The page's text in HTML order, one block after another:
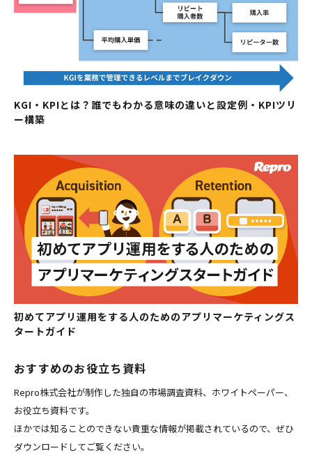
KGI・KPIとは？誰でもわかる意味の違いと設定例・KPIツリ
ー構築
初めてアプリ運用をする人のためのアプリマーケティングス
タートガイド
おすすめのお役立ち資料
Repro株式会社が制作した独自の市場調査資料、ホワイトペーパー、
お役立ち資料です。
ほかでは知ることのできない貴重な情報が掲載されているので、ぜひ
ダウンロードしてご覧ください。